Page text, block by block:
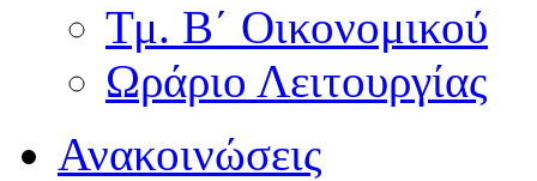
Τμ. Β΄ Οικονομικού
Ωράριο Λειτουργίας
Ανακοινώσεις